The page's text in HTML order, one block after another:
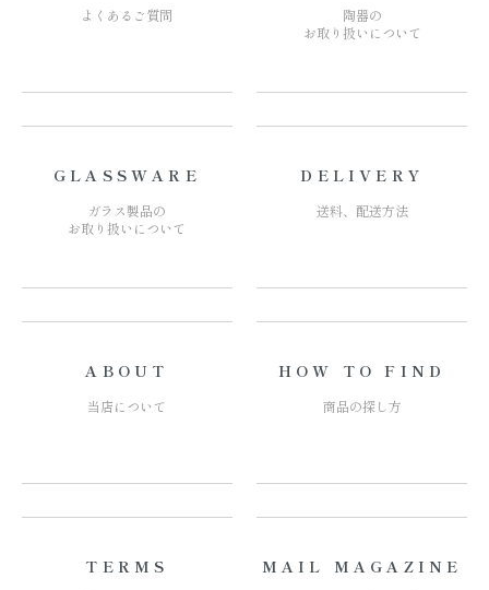
よくあるご質問
陶器の
お取り扱いについて
GLASSWARE
ガラス製品の
お取り扱いについて
DELIVERY
送料、配送方法
ABOUT
当店について
HOW TO FIND
商品の探し方
TERMS MAIL MAGAZINE